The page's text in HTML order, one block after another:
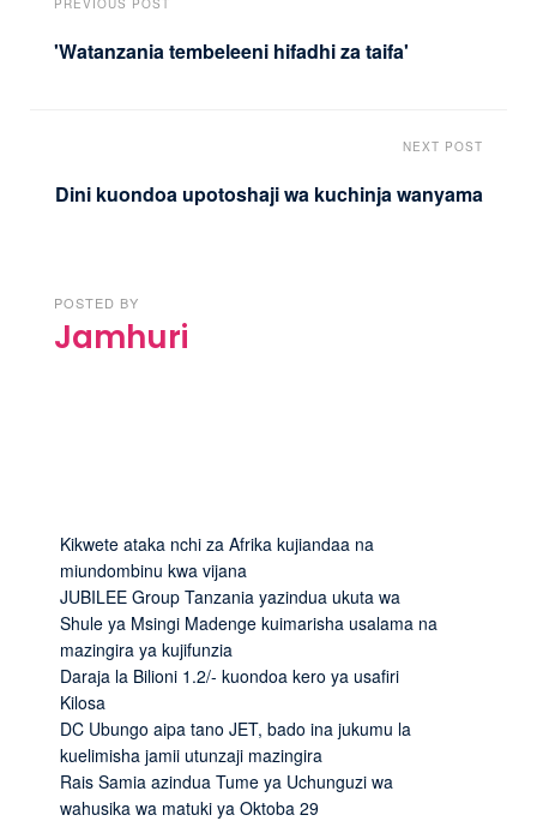
PREVIOUS POST
'Watanzania tembeleeni hifadhi za taifa'
NEXT POST
Dini kuondoa upotoshaji wa kuchinja wanyama
POSTED BY
Jamhuri
Kikwete ataka nchi za Afrika kujiandaa na
miundombinu kwa vijana
JUBILEE Group Tanzania yazindua ukuta wa
Shule ya Msingi Madenge kuimarisha usalama na
mazingira ya kujifunzia
Daraja la Bilioni 1.2/- kuondoa kero ya usafiri
Kilosa
DC Ubungo aipa tano JET, bado ina jukumu la
kuelimisha jamii utunzaji mazingira
Rais Samia azindua Tume ya Uchunguzi wa
wahusika wa matuki ya Oktoba 29